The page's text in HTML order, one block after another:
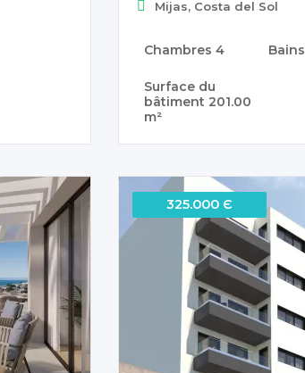
Mijas, Costa del Sol
Chambres 4 Bains
Surface du
bâtiment 201.00
m²
325.000 Є